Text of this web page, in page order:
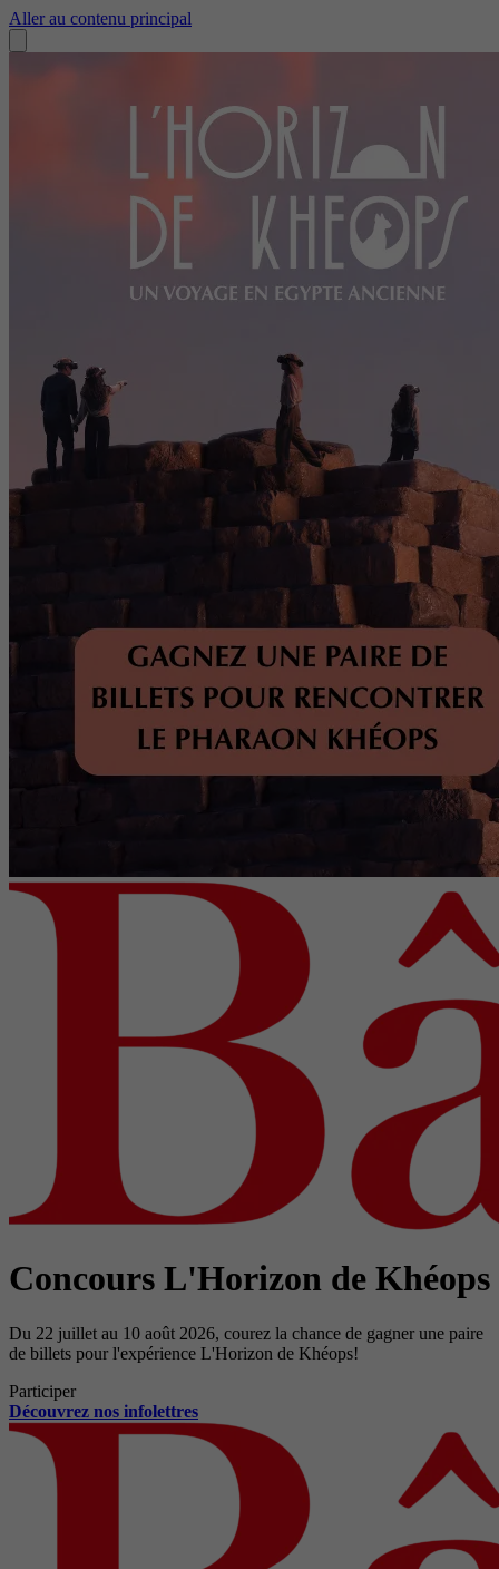
Aller au contenu principal
Concours L'Horizon de Khéops
Du 22 juillet au 10 août 2026, courez la chance de gagner une paire
de billets pour l'expérience L'Horizon de Khéops!
Participer
Découvrez nos infolettres